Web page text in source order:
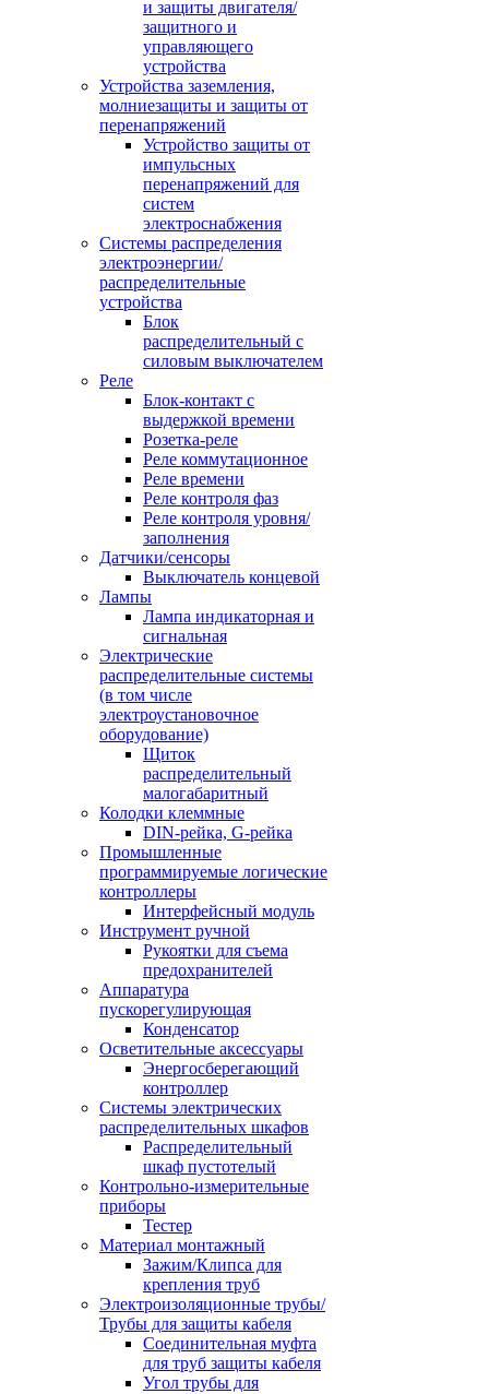
и защиты двигателя/
защитного и
управляющего
устройства
Устройства заземления,
молниезащиты и защиты от
перенапряжений
Устройство защиты от
импульсных
перенапряжений для
систем
электроснабжения
Системы распределения
электроэнергии/
распределительные
устройства
Блок
распределительный с
силовым выключателем
Реле
Блок-контакт с
выдержкой времени
Розетка-реле
Реле коммутационное
Реле времени
Реле контроля фаз
Реле контроля уровня/
заполнения
Датчики/сенсоры
Выключатель концевой
Лампы
Лампа индикаторная и
сигнальная
Электрические
распределительные системы
(в том числе
электроустановочное
оборудование)
Щиток
распределительный
малогабаритный
Колодки клеммные
DIN-рейка, G-рейка
Промышленные
программируемые логические
контроллеры
Интерфейсный модуль
Инструмент ручной
Рукоятки для съема
предохранителей
Аппаратура
пускорегулирующая
Конденсатор
Осветительные аксессуары
Энергосберегающий
контроллер
Системы электрических
распределительных шкафов
Распределительный
шкаф пустотелый
Контрольно-измерительные
приборы
Тестер
Материал монтажный
Зажим/Клипса для
крепления труб
Электроизоляционные трубы/
Трубы для защиты кабеля
Соединительная муфта
для труб защиты кабеля
Угол трубы для